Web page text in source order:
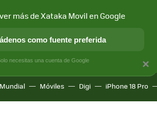
MÓVIL Y SOCIEDAD APLICACIONES
Mundial Móviles Digi iPhone 18 Pro
×
más de Xataka Movil en Google
como fuente preferida
necesitas una cuenta de Google